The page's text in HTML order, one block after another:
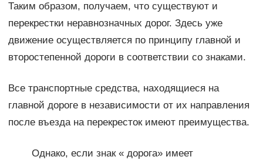
Таким образом, получаем, что существуют и
перекрестки неравнозначных дорог. Здесь уже
движение осуществляется по принципу главной и
второстепенной дороги в соответствии со знаками.
Все транспортные средства, находящиеся на
главной дороге в независимости от их направления
после въезда на перекресток имеют преимущества.
Однако, если знак « дорога» имеет